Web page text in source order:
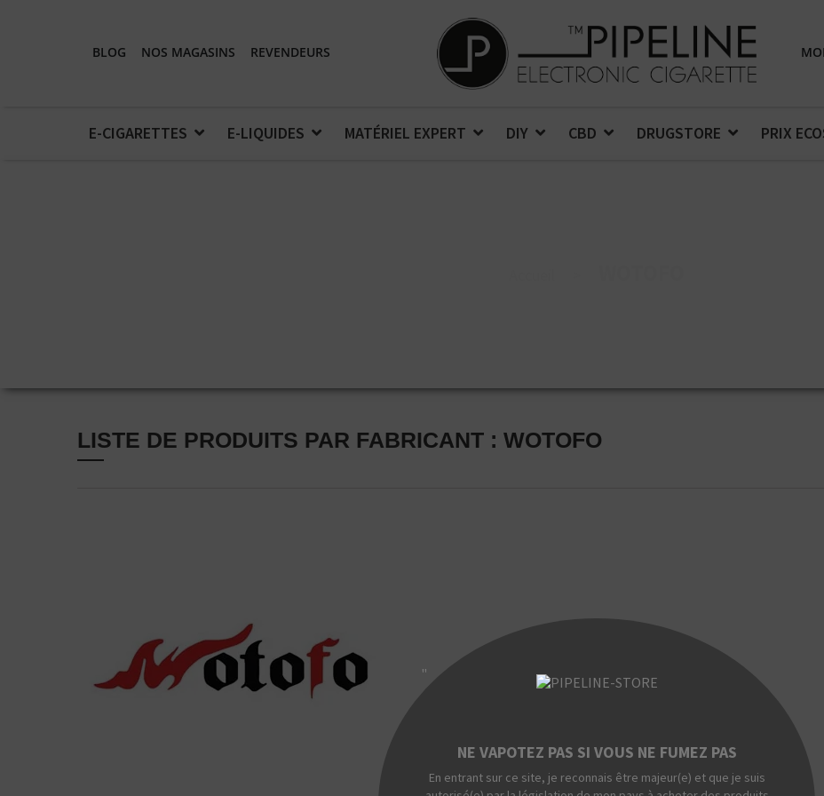
BLOG NOS MAGASINS REVENDEURS
E-CIGARETTES E-LIQUIDES MATÉRIEL EXPERT DIY CBD DRUGSTORE PRIX
LISTE DE PRODUITS PAR FABRICANT : WOTOFO
"
NE VAPOTEZ PAS SI VOUS NE FUMEZ PAS
En entrant sur ce site, je reconnais être majeur(e) et que je suis